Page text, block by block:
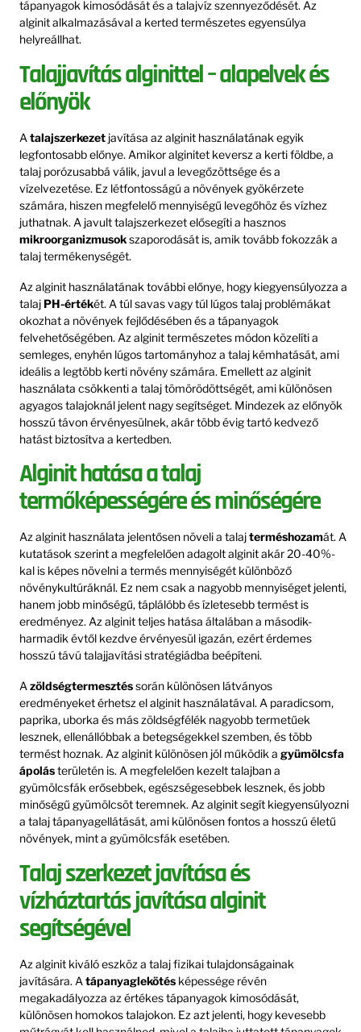
tápanyagok kimosódását és a talajvíz szennyeződését. Az
alginit alkalmazásával a kerted természetes egyensúlya
helyreállhat.
Talajjavítás alginittel – alapelvek és
előnyök
Atalajszerkezet javítása az alginit használatának egyik
legfontosabb előnye. Amikor alginitet keversz a kerti földbe, a
talaj porózusabbá válik, javul a levegőzöttsége és a
vízelvezetése. Ez létfontosságú a növények gyökérzete
számára, hiszen megfelelő mennyiségű levegőhöz és vízhez
juthatnak. A javult talajszerkezet elősegíti a hasznos
mikroorganizmusokszaporodását is, amik tovább fokozzák a
talaj termékenységét.
Az alginit használatának további előnye, hogy kiegyensúlyozza a
talaj PH-értékét. A túl savas vagy túl lúgos talaj problémákat
okozhat a növények fejlődésében és a tápanyagok
felvehetőségében. Az alginit természetes módon közelíti a
semleges, enyhén lúgos tartományhoz a talaj kémhatását, ami
ideális a legtöbb kerti növény számára. Emellett az alginit
használata csökkenti a talaj tömörödöttségét, ami különösen
agyagos talajoknál jelent nagy segítséget. Mindezek az előnyök
hosszú távon érvényesülnek, akár több évig tartó kedvező
hatást biztosítva a kertedben.
Alginit hatása a talaj
termőképességére és minőségére
Az alginit használata jelentősen növeli a talajterméshozamát. A
kutatások szerint a megfelelően adagolt alginit akár 20-40%-
kal is képes növelni a termés mennyiségét különböző
növénykultúráknál. Ez nem csak a nagyobb mennyiséget jelenti,
hanem jobb minőségű, táplálóbb és ízletesebb termést is
eredményez. Az alginit teljes hatása általában a második-
harmadik évtől kezdve érvényesül igazán, ezért érdemes
hosszú távú talajjavítási stratégiádba beépíteni.
Azöldségtermesztéssorán különösen látványos
eredményeket érhetsz el alginit használatával. A paradicsom,
paprika, uborka és más zöldségfélék nagyobb termetűek
lesznek, ellenállóbbak a betegségekkel szemben, és több
termést hoznak. Az alginit különösen jól működik a gyümölcsfa
ápolásterületén is. A megfelelően kezelt talajban a
gyümölcsfák erősebbek, egészségesebbek lesznek, és jobb
minőségű gyümölcsöt teremnek. Az alginit segít kiegyensúlyozni
a talaj tápanyagellátását, ami különösen fontos a hosszú életű
növények, mint a gyümölcsfák esetében.
Talaj szerkezet javítása és
vízháztartás javítása alginit
segítségével
Az alginit kiváló eszköz a talaj fizikai tulajdonságainak
javítására. Atápanyaglekötés képessége révén
megakadályozza az értékes tápanyagok kimosódását,
különösen homokos talajokon. Ez azt jelenti, hogy kevesebb